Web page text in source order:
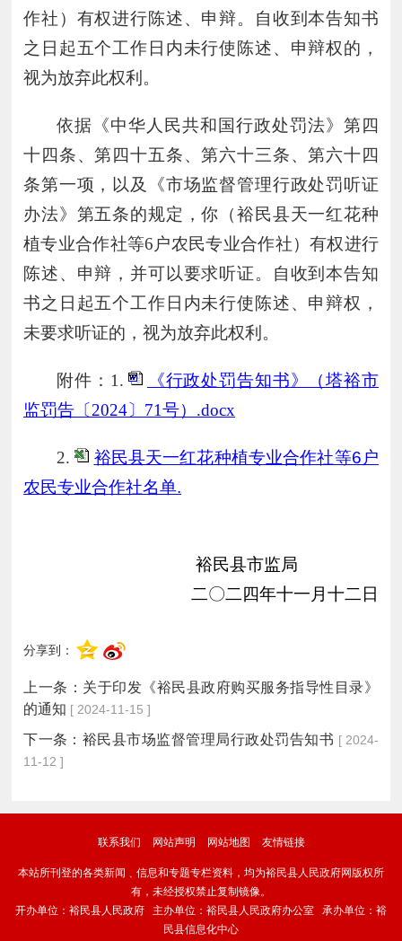
作社 ）有权进行陈述、申辩。自收到本告知书
之日起五个工作日内未行使陈述、申辩权的，
视为放弃此权利。
依据《中华人民共和国行政处罚法》第四
十四条、第四十五条、第六十三条、第六十四
条第一项 ，以及《市场监督管理行政处罚听证
办法》第五条的规定，你（裕民县天一红花种
植专业合作社等6 户农民专业合作社）有权进行
陈述、申辩 ，并可以要求听证。自收到本告知
书之日起五个工作日内未行使陈述、申辩权 ，
未要求听证的，视为放弃此权利。
附件：1.
《行政处罚告知书》（塔裕市
监罚告〔2024〕71号）.docx
2.
裕民县天一红花种植专业合作社等6户
农民专业合作社名单.
裕民县市监局
二〇二四年十一月十二日
分享到：
上一条： 关于印发《裕民县政府购买服务指导性目录》
的通知 [ 2024-11-15 ]
下一条： 裕民县市场监督管理局行政处罚告知书 [ 2024-
11-12 ]
联系我们 网站声明 网站地图 友情链接
本站所刊登的各类新闻﹑信息和专题专栏资料，均为裕民县人民政府网版权所
有，未经授权禁止复制镜像。
开办单位：裕民县人民政府 主办单位：裕民县人民政府办公室 承办单位：裕
民县信息化中心